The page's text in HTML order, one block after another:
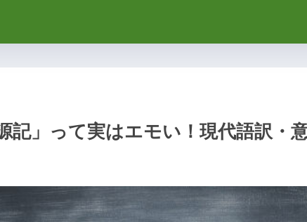
記」って実はエモい！現代語訳・